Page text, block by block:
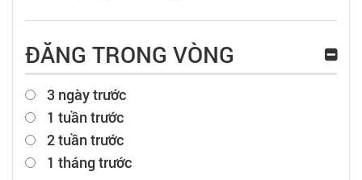
ĐĂNG TRONG VÒNG
3 ngày trước
1 tuần trước
2 tuần trước
1 tháng trước